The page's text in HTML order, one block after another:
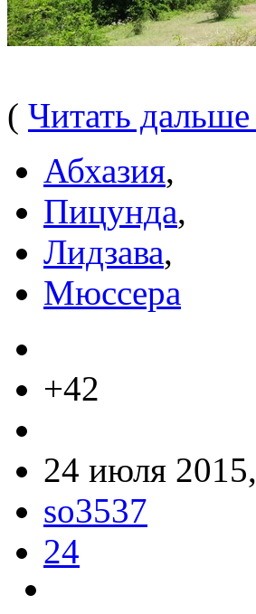
( Читать дальше
Абхазия,
Пицунда,
Лидзава,
Мюссера
+42
24 июля
so3537
24